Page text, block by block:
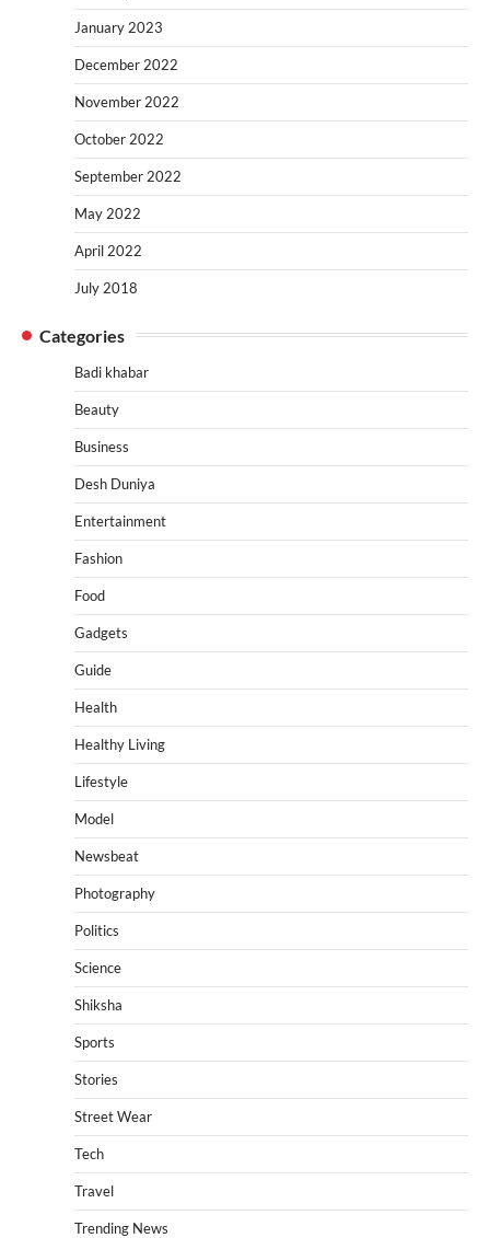
January 2023
December 2022
November 2022
October 2022
September 2022
May 2022
April 2022
July 2018
Categories
Badi khabar
Beauty
Business
Desh Duniya
Entertainment
Fashion
Food
Gadgets
Guide
Health
Healthy Living
Lifestyle
Model
Newsbeat
Photography
Politics
Science
Shiksha
Sports
Stories
Street Wear
Tech
Travel
Trending News